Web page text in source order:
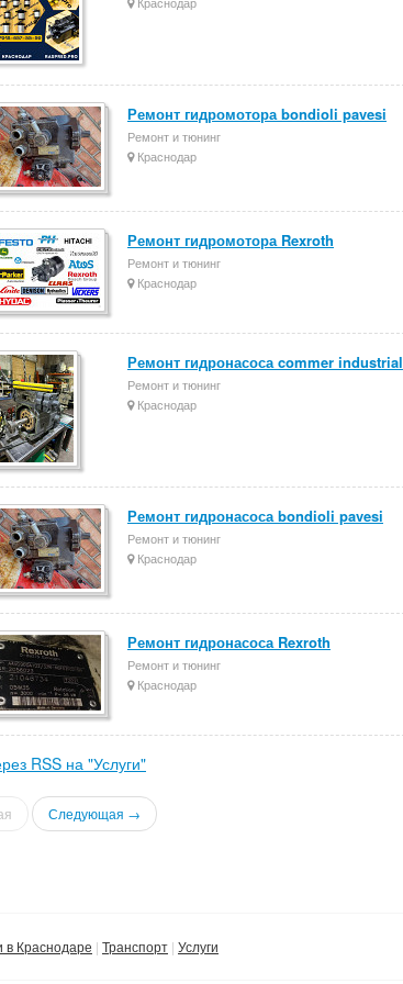
Ремонт гидромотора bondioli pavesi
Ремонт и тюнинг
Краснодар
Ремонт гидромотора Rexroth
Ремонт и тюнинг
Краснодар
Ремонт гидронасоса commer industrial
Ремонт и тюнинг
Краснодар
Ремонт гидронасоса bondioli pavesi
Ремонт и тюнинг
Краснодар
Ремонт гидронасоса Rexroth
Ремонт и тюнинг
Краснодар
RSS на "Услуги"
Следующая →
в Краснодаре Транспорт Услуги